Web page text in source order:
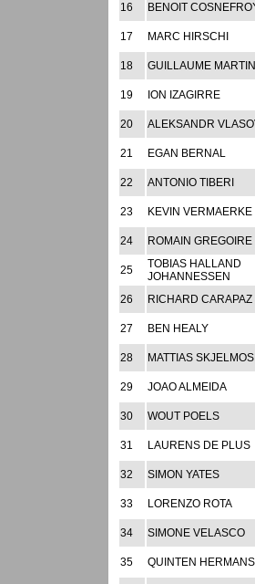
16 BENOIT
17 MARC HIRSCHI
18 GUILLAUME MARTIN
19 ION IZAGIRRE
20 ALEKSANDR
21 EGAN BERNAL
22 ANTONIO TIBERI
23 KEVIN VERMAERKE
24 ROMAIN GREGOIRE
25
TOBIAS HALLAND
JOHANNESSEN
26
RICHARD CARAPAZ
27 BEN HEALY
28 MATTIAS
29 JOAO ALMEIDA
30 WOUT POELS
31 LAURENS DE PLUS
32 SIMON YATES
33 LORENZO ROTA
34 SIMONE VELASCO
35 QUINTEN HERMANS